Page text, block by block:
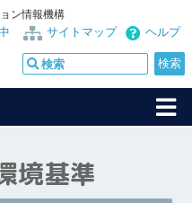
ン情報機構
ヘルプ
サイトマップ
境基準